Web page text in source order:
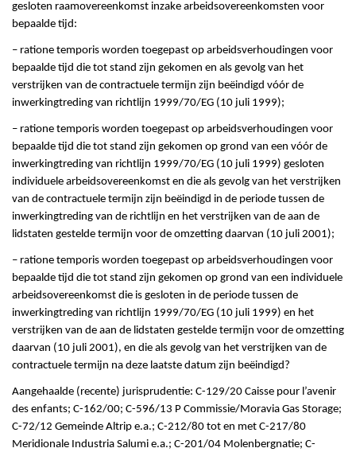
gesloten raamovereenkomst inzake arbeidsovereenkomsten voor
bepaalde tijd:
– ratione temporis worden toegepast op arbeidsverhoudingen voor
bepaalde tijd die tot stand zijn gekomen en als gevolg van het
verstrijken van de contractuele termijn zijn beëindigd vóór de
inwerkingtreding van richtlijn 1999/70/EG (10 juli 1999);
– ratione temporis worden toegepast op arbeidsverhoudingen voor
bepaalde tijd die tot stand zijn gekomen op grond van een vóór de
inwerkingtreding van richtlijn 1999/70/EG (10 juli 1999) gesloten
individuele arbeidsovereenkomst en die als gevolg van het verstrijken
van de contractuele termijn zijn beëindigd in de periode tussen de
inwerkingtreding van de richtlijn en het verstrijken van de aan de
lidstaten gestelde termijn voor de omzetting daarvan (10 juli 2001);
– ratione temporis worden toegepast op arbeidsverhoudingen voor
bepaalde tijd die tot stand zijn gekomen op grond van een individuele
arbeidsovereenkomst die is gesloten in de periode tussen de
inwerkingtreding van richtlijn 1999/70/EG (10 juli 1999) en het
verstrijken van de aan de lidstaten gestelde termijn voor de omzetting
daarvan (10 juli 2001), en die als gevolg van het verstrijken van de
contractuele termijn na deze laatste datum zijn beëindigd?
Aangehaalde (recente) jurisprudentie: C-129/20 Caisse pour l’avenir
des enfants; C-162/00; C-596/13 P Commissie/Moravia Gas Storage;
C-72/12 Gemeinde Altrip e.a.; C-212/80 tot en met C-217/80
Meridionale Industria Salumi e.a.; C-201/04 Molenbergnatie; C-